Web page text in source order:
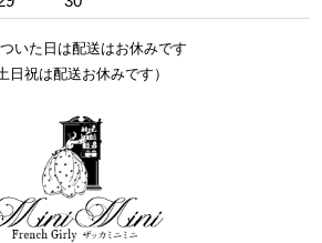
いた日は配送はお休みです
日祝は配送お休みです）